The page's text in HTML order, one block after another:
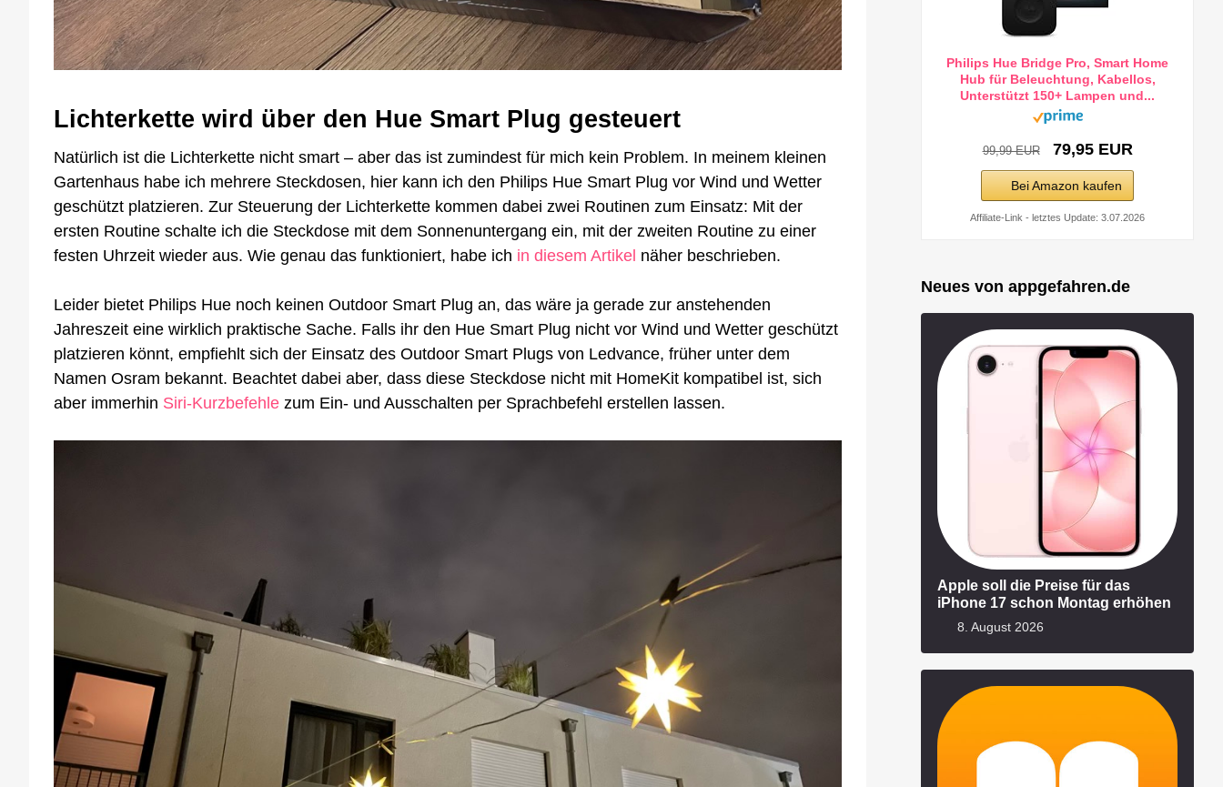
Lichterkette wird über den Hue Smart Plug gesteuert
Natürlich ist die Lichterkette nicht smart – aber das ist zumindest für mich kein Problem. In meinem kleinen
Gartenhaus habe ich mehrere Steckdosen, hier kann ich den Philips Hue Smart Plug vor Wind und Wetter
geschützt platzieren. Zur Steuerung der Lichterkette kommen dabei zwei Routinen zum Einsatz: Mit der
ersten Routine schalte ich die Steckdose mit dem Sonnenuntergang ein, mit der zweiten Routine zu einer
festen Uhrzeit wieder aus. Wie genau das funktioniert, habe ich in diesem Artikel näher beschrieben.
Leider bietet Philips Hue noch keinen Outdoor Smart Plug an, das wäre ja gerade zur anstehenden
Jahreszeit eine wirklich praktische Sache. Falls ihr den Hue Smart Plug nicht vor Wind und Wetter geschützt
platzieren könnt, empfiehlt sich der Einsatz des Outdoor Smart Plugs von Ledvance, früher unter dem
Namen Osram bekannt. Beachtet dabei aber, dass diese Steckdose nicht mit HomeKit kompatibel ist, sich
aber immerhin Siri-Kurzbefehle zum Ein- und Ausschalten per Sprachbefehl erstellen lassen.
Philips Hue Bridge Pro, Smart Home
Hub für Beleuchtung, Kabellos,
Unterstützt 150+ Lampen und...
99,99 EUR 79,95 EUR
Bei Amazon kaufen
Affiliate-Link - letztes Update: 3.07.2026
Neues von appgefahren.de
Apple soll die Preise für das
iPhone 17 schon Montag erhöhen
8. August 2026